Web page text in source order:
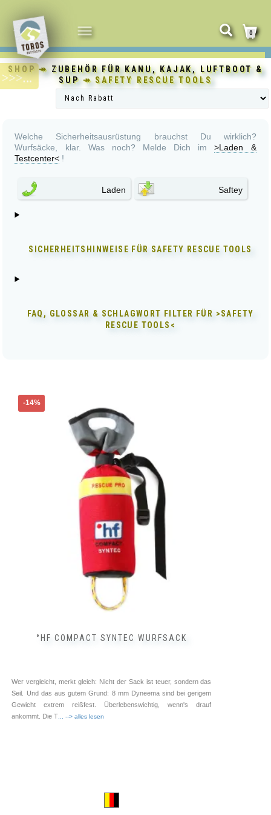
NAVIGATION
UMSCHALTEN
0
SHOP ↠ ZUBEHÖR FÜR KANU, KAJAK, LUFTBOOT &
SUP ↠ SAFETY RESCUE TOOLS
Welche Sicherheitsausrüstung brauchst Du wirklich?
Wurfsäcke, klar. Was noch? Melde Dich im>Laden &
Testcenter< !
Laden Saftey
SICHERHEITSHINWEISE FÜR SAFETY RESCUE TOOLS
FAQ, GLOSSAR & SCHLAGWORT FILTER FÜR >SAFETY
RESCUE TOOLS<
-14%
°HF COMPACT SYNTEC WURFSACK
Wer vergleicht, merkt gleich: Nicht der Sack ist teuer, sondern das
Seil. Und das aus gutem Grund: 8 mm Dyneema sind bei gerigem
Gewicht extrem reißfest. Überlebenswichtig, wenn's drauf
ankommt. Die T ... --> alles lesen